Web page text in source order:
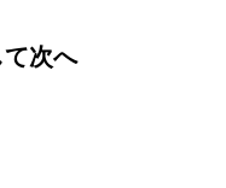
次へ